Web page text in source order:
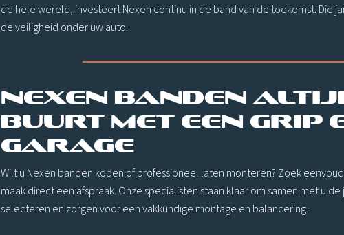
de hele wereld, investeert Nexen continu in de band van de toekomst. Die
de veiligheid onder uw auto.
Nexen banden
buurt met een GRIP
garage
Wilt u Nexen banden kopen of professioneel laten monteren? Zoek
maak direct een afspraak. Onze specialisten staan klaar om samen met u
selecteren en zorgen voor een vakkundige montage en balancering.